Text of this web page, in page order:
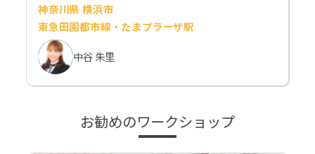
神奈川県 横浜市
東急田園都市線・たまプラーザ駅
中谷 朱里
お勧めのワークショップ